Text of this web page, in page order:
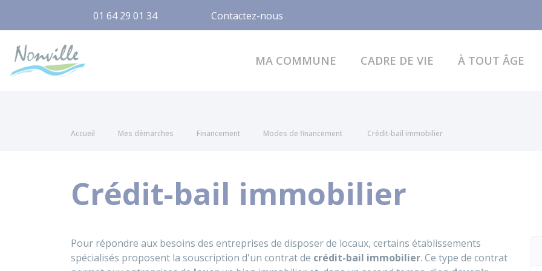
01 64 29 01 34 Contactez-nous
MA COMMUNE CADRE DE VIE À TOUT ÂGE
Accueil Mes démarches Financement Modes de financement Crédit-bail immobilier
Crédit-bail immobilier
Pour répondre aux besoins des entreprises de disposer de locaux, certains établissements
spécialisés proposent la souscription d'un contrat de crédit-bail immobilier. Ce type de contrat